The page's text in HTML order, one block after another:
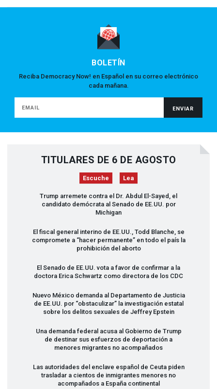
BOLETÍN
Reciba Democracy Now! en Español en su correo electrónico
cada mañana.
TITULARES DE 6 DE AGOSTO
Escuche Lea
Trump arremete contra el Dr. Abdul El-Sayed, el
candidato demócrata al Senado de EE.UU. por
Michigan
El fiscal general interino de EE.UU., Todd Blanche, se
compromete a “hacer permanente” en todo el país la
prohibición del aborto
El Senado de EE.UU. vota a favor de confirmar a la
doctora Erica Schwartz como directora de los CDC
Nuevo México demanda al Departamento de Justicia
de EE.UU. por “obstaculizar” la investigación estatal
sobre los delitos sexuales de Jeffrey Epstein
Una demanda federal acusa al Gobierno de Trump
de destinar sus esfuerzos de deportación a
menores migrantes no acompañados
Las autoridades del enclave español de Ceuta piden
trasladar a cientos de inmigrantes menores no
acompañados a España continental